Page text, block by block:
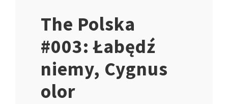
The Polska
#003: Łabędź
niemy, Cygnus
olor